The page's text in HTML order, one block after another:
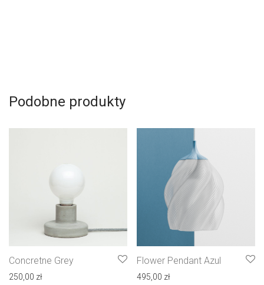
Podobne produkty
Concretne Grey
250,00 zł
Flower Pendant Azul
495,00 zł